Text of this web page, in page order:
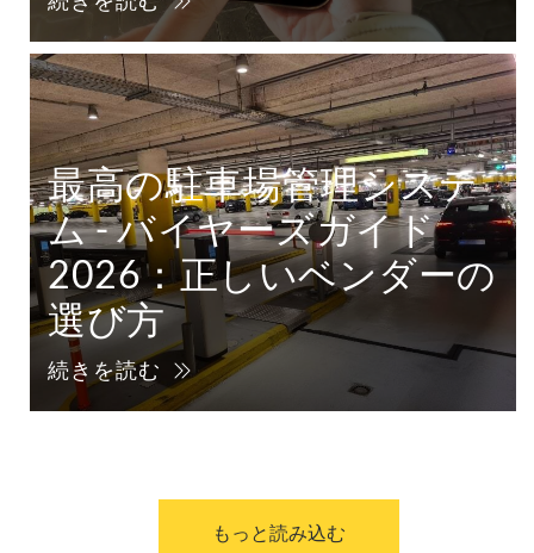
最高の駐車場管理システ
ム - バイヤーズガイド
2026：正しいベンダーの
選び方
続きを読む
もっと読み込む